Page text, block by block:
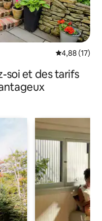
Évaluation
4,88 (17)
soi et des tarifs